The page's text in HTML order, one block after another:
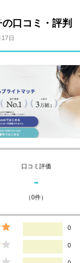
口コミ・評判
日
口コミ評価
-
（0件）
0
0